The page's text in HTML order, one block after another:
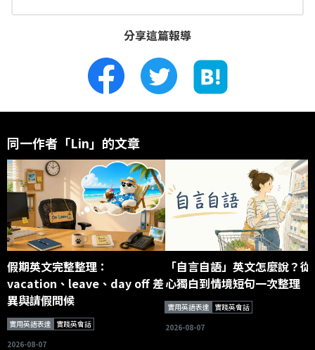
分享這篇報導
同一作者「Lin」的文章
假期英文完整整理：
vacation、leave、day off 差
異與請假問候
實用英語表達 實踐英會話
2026-08-07
「自言自語」英文怎麼說？從
心獨白到情境短句一次整理
實用英語表達 實踐英會話
2026-08-07